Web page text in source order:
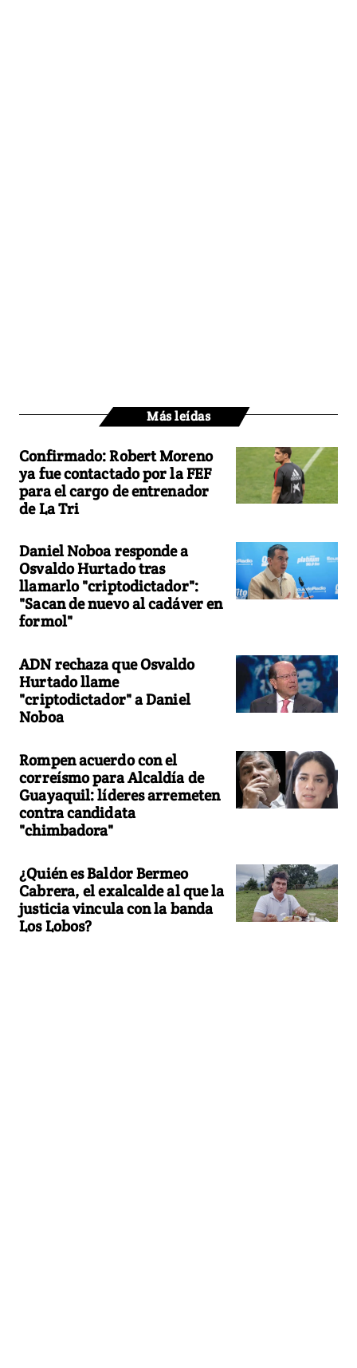
Más leídas
Confirmado: Robert Moreno
ya fue contactado por la FEF
para el cargo de entrenador
de La Tri
Daniel Noboa responde a
Osvaldo Hurtado tras
llamarlo "criptodictador":
"Sacan de nuevo al cadáver en
formol"
ADN rechaza que Osvaldo
Hurtado llame
"criptodictador" a Daniel
Noboa
Rompen acuerdo con el
correísmo para Alcaldía de
Guayaquil: líderes arremeten
contra candidata
"chimbadora"
¿Quién es Baldor Bermeo
Cabrera, el exalcalde al que la
justicia vincula con la banda
Los Lobos?